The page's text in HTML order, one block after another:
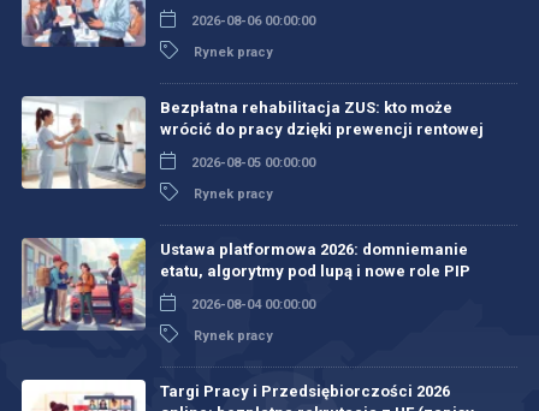
2026-08-06 00:00:00
Rynek pracy
Bezpłatna rehabilitacja ZUS: kto może
wrócić do pracy dzięki prewencji rentowej
2026-08-05 00:00:00
Rynek pracy
Ustawa platformowa 2026: domniemanie
etatu, algorytmy pod lupą i nowe role PIP
2026-08-04 00:00:00
Rynek pracy
Targi Pracy i Przedsiębiorczości 2026